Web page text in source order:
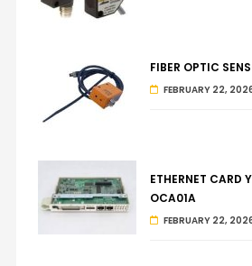
FIBER OPTIC
FEBRUARY 22,
ETHERNET CARD
OCA01A
FEBRUARY 22,